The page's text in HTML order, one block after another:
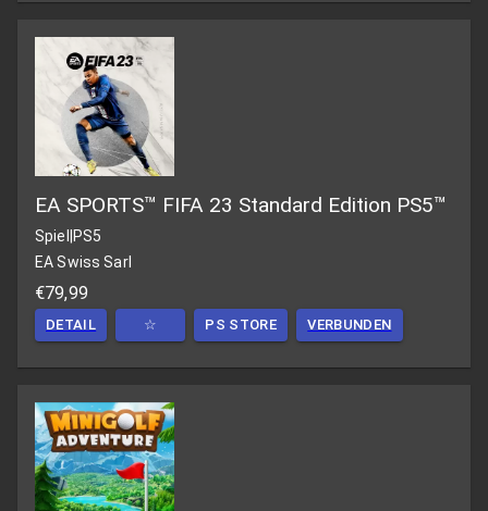
EA SPORTS™ FIFA 23 Standard Edition PS5™
Spiel|PS5
EA Swiss Sarl
€79,99
DETAIL ☆ PS STORE VERBUNDEN